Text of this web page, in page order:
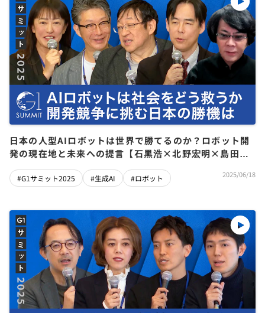
日本の人型AIロボットは世界で勝てるのか？ロボット開
発の現在地と未来への提言【石黒浩×北野宏明×島田太
#G1サミット2025 #生成AI #ロボット 2025/06/18